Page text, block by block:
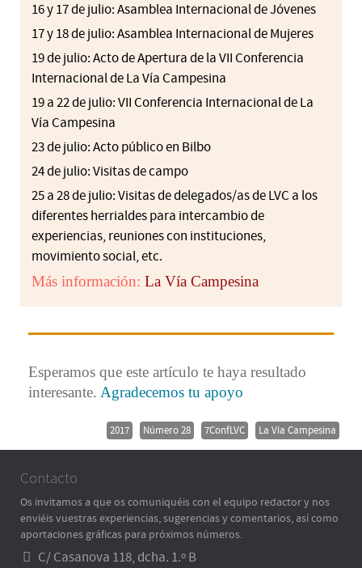
16 y 17 de julio: Asamblea Internacional de Jóvenes
17 y 18 de julio: Asamblea Internacional de Mujeres
19 de julio: Acto de Apertura de la VII Conferencia
Internacional de La Vía Campesina
19 a 22 de julio: VII Conferencia Internacional de La
Vía Campesina
23 de julio: Acto público en Bilbo
24 de julio: Visitas de campo
25 a 28 de julio: Visitas de delegados/as de LVC a los
diferentes herrialdes para intercambio de
experiencias, reuniones con instituciones,
movimiento social, etc.
Más información: La Vía Campesina
Esperamos que este artículo te haya resultado
interesante. Agradecemos tu apoyo
2017 Número 28 7ConfLVC La Vía Campesina
Contacto
Os invitamos a que os comuniquéis con el equipo redactor y nos
enviéis vuestras experiencias, sugerencias y comentarios, así como
aportaciones gráficas para próximos números.
C/ Casanova 118, dcha. 1.º B